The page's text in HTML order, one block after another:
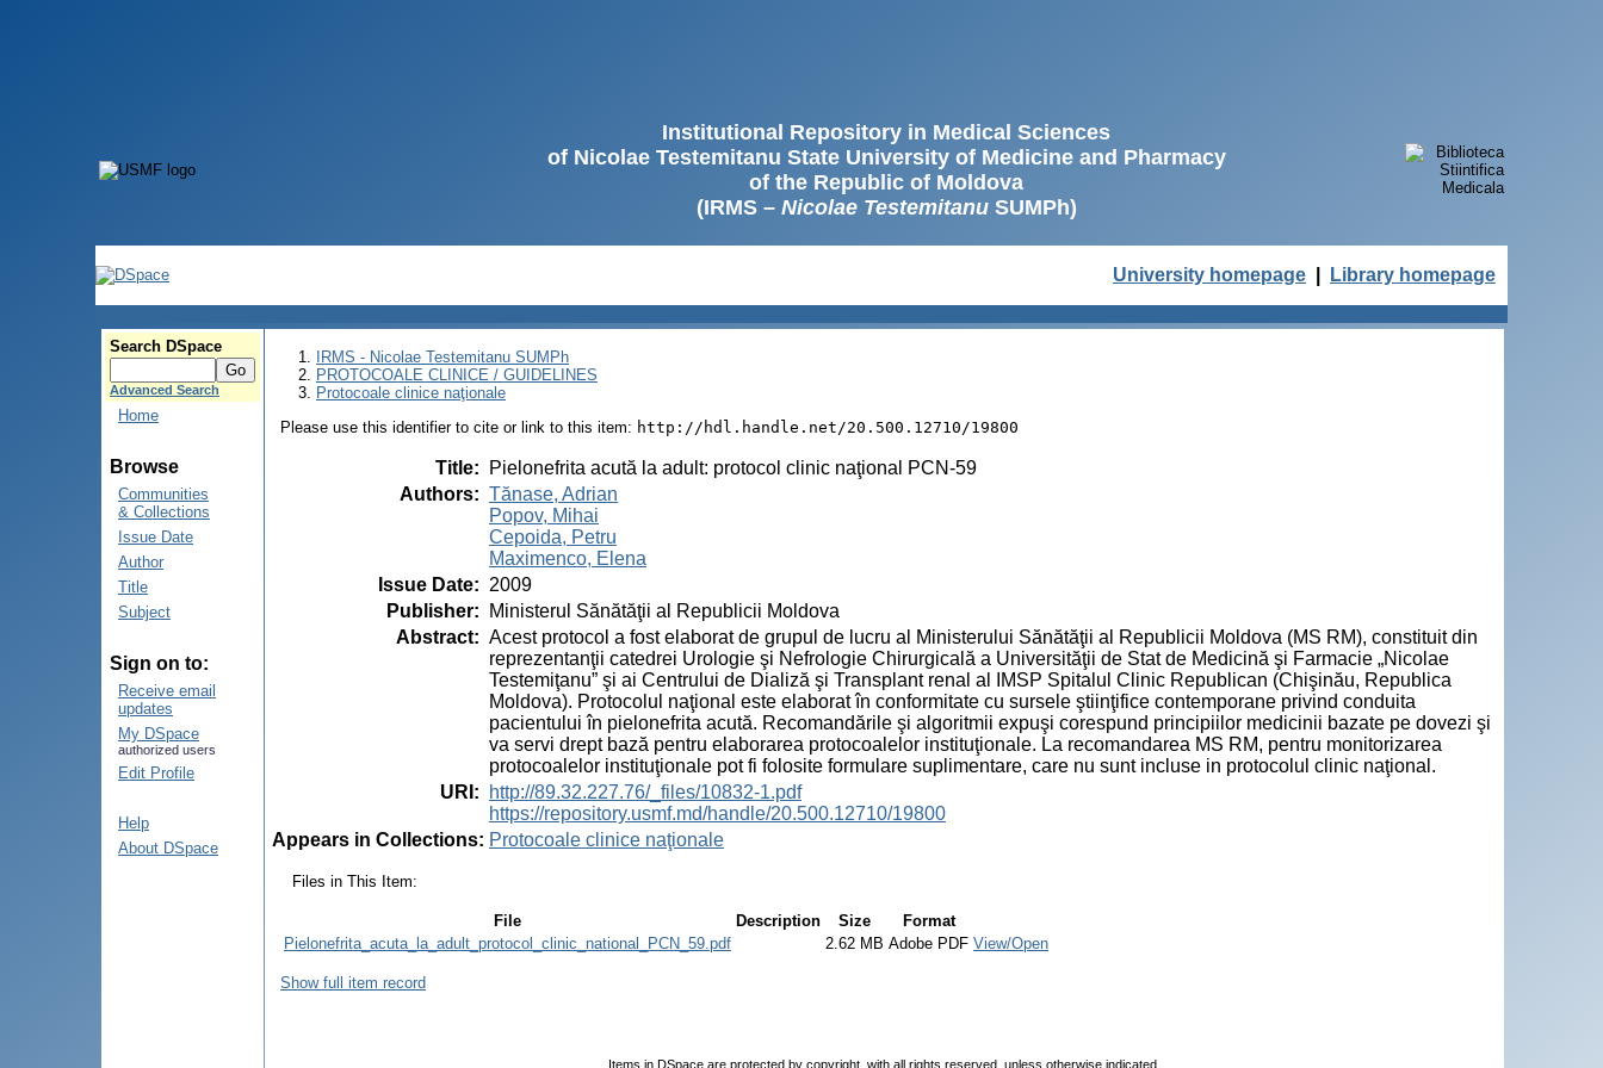
Institutional Repository in Medical Sciences
of Nicolae Testemitanu State University of Medicine and Pharmacy
of the Republic of Moldova
(IRMS – Nicolae TestemitanuSUMPh)
University homepage Library homepage
Search DSpace
Advanced Search
Home
Browse
Communities
& Collections
Issue Date
Author
Title
Subject
Sign on to:
Receive email
updates
My DSpace
authorized users
Edit Profile
Help
About DSpace
IRMS - Nicolae Testemitanu SUMPh
PROTOCOALE CLINICE / GUIDELINES
Protocoale clinice naţionale
Please use this identifier to cite or link to this item: http://hdl.handle.net/20.500.12710/19800
Title:
Pielonefrita acută la adult: protocol clinic naţional PCN-59
Authors: Tănase, Adrian
Popov, Mihai
Cepoida, Petru
Maximenco, Elena
Issue Date: 2009
Publisher:
Ministerul Sănătăţii al Republicii Moldova
Abstract: Acest protocol a fost elaborat de grupul de lucru al Ministerului Sănătăţii al Republicii Moldova (MS RM), constituit din
reprezentanţii catedrei Urologie şi Nefrologie Chirurgicală a Universităţii de Stat de Medicină şi Farmacie „Nicolae
Testemiţanu” şi ai Centrului de Dializă şi Transplant renal al IMSP Spitalul Clinic Republican (Chişinău, Republica
Moldova). Protocolul naţional este elaborat în conformitate cu sursele ştiinţifice contemporane privind conduita
pacientului în pielonefrita acută. Recomandările şi algoritmii expuşi corespund principiilor medicinii bazate pe dovezi şi
va servi drept bază pentru elaborarea protocoalelor instituţionale. La recomandarea MS RM, pentru monitorizarea
protocoalelor instituţionale pot fi folosite formulare suplimentare, care nu sunt incluse in protocolul clinic naţional.
URI :
http://89.32.227.76/_files/10832-1.pdf
https://repository.usmf.md/handle/20.500.12710/19800
Appears in Collections: Protocoale clinice naţionale
Files in This Item:
File Description Size
Format
Pielonefrita_acuta_la_adult_protocol_clinic_national_PCN_59.pdf
2.62 MB Adobe PDF View/Open
Show full item record
Items in DSpace are protected by copyright, with all rights reserved, unless otherwise indicated.